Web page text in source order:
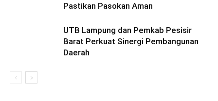
Pastikan Pasokan Aman
UTB Lampung dan Pemkab Pesisir
Barat Perkuat Sinergi Pembangunan
Daerah